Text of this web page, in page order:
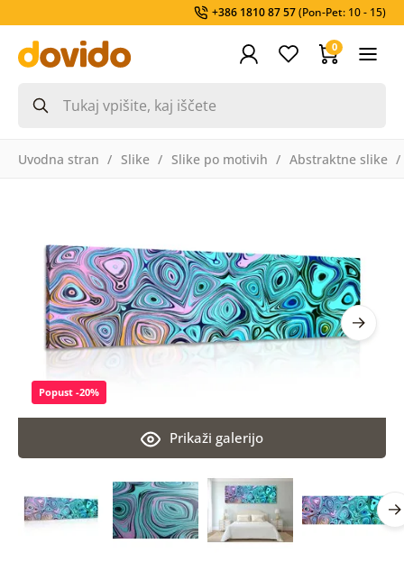
+386 1810 87 57(Pon-Pet: 10 - 15)
0
Uvodna stran Slike Slike po motivih Abstraktne slike
Prikaži galerijo
Popust -20%